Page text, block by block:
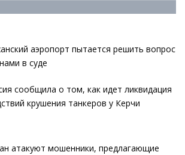
аэропорт пытается решить вопрос
в суде
сообщила о том, как идет ликвидация
крушения танкеров у Керчи
атакуют мошенники, предлагающие